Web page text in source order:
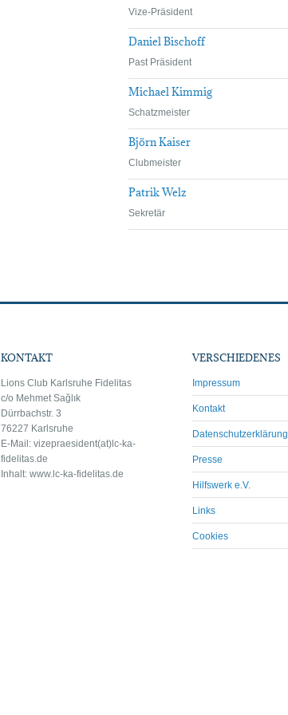
Vize-Präsident
Daniel Bischoff
Past Präsident
Michael Kimmig
Schatzmeister
Björn Kaiser
Clubmeister
Patrik Welz
Sekretär
KONTAKT
Lions Club Karlsruhe Fidelitas
c/o Mehmet Sağlık
Dürrbachstr. 3
76227 Karlsruhe
E-Mail: vizepraesident(at)lc-ka-
fidelitas.de
Inhalt: www.lc-ka-fidelitas.de
VERSCHIEDENES
Impressum
Kontakt
Datenschutzerklärung
Presse
Hilfswerk e.V.
Links
Cookies